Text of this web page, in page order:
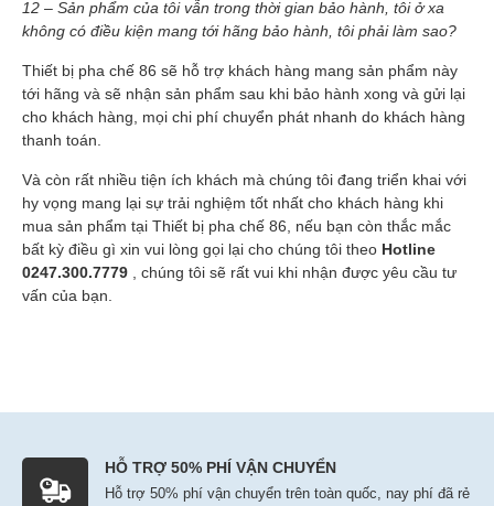
12 – Sản phẩm của tôi vẫn trong thời gian bảo hành, tôi ở xa
không có điều kiện mang tới hãng bảo hành, tôi phải làm sao?
Thiết bị pha chế 86 sẽ hỗ trợ khách hàng mang sản phẩm này
tới hãng và sẽ nhận sản phẩm sau khi bảo hành xong và gửi lại
cho khách hàng, mọi chi phí chuyển phát nhanh do khách hàng
thanh toán.
Và còn rất nhiều tiện ích khách mà chúng tôi đang triển khai với
hy vọng mang lại sự trải nghiệm tốt nhất cho khách hàng khi
mua sản phẩm tại Thiết bị pha chế 86, nếu bạn còn thắc mắc
bất kỳ điều gì xin vui lòng gọi lại cho chúng tôi theo Hotline
0247.300.7779
, chúng tôi sẽ rất vui khi nhận được yêu cầu tư
vấn của bạn.
HỖ TRỢ 50% PHÍ VẬN CHUYỂN
Hỗ trợ 50% phí vận chuyển trên toàn quốc, nay phí đã rẻ